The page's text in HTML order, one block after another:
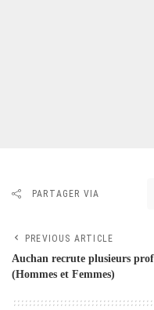
PARTAGER VIA
PREVIOUS ARTICLE
Auchan recrute plusieurs
(Hommes et Femmes)